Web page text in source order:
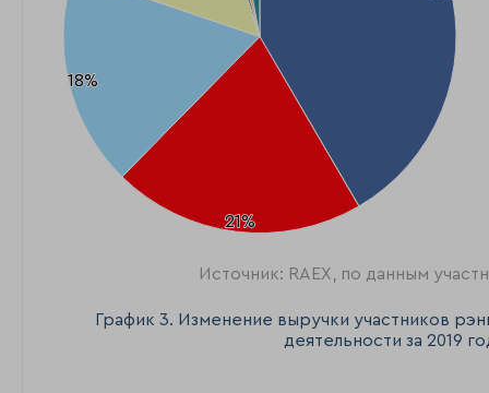
21%
21%
18%
18%
Источник: RAEX, по данным
График 3. Изменение выручки участников
деятельности за 2019